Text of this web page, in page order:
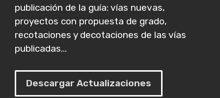
publicación de la guía: vías nuevas,
proyectos con propuesta de grado,
recotaciones y decotaciones de las vías
publicadas...
Descargar Actualizaciones